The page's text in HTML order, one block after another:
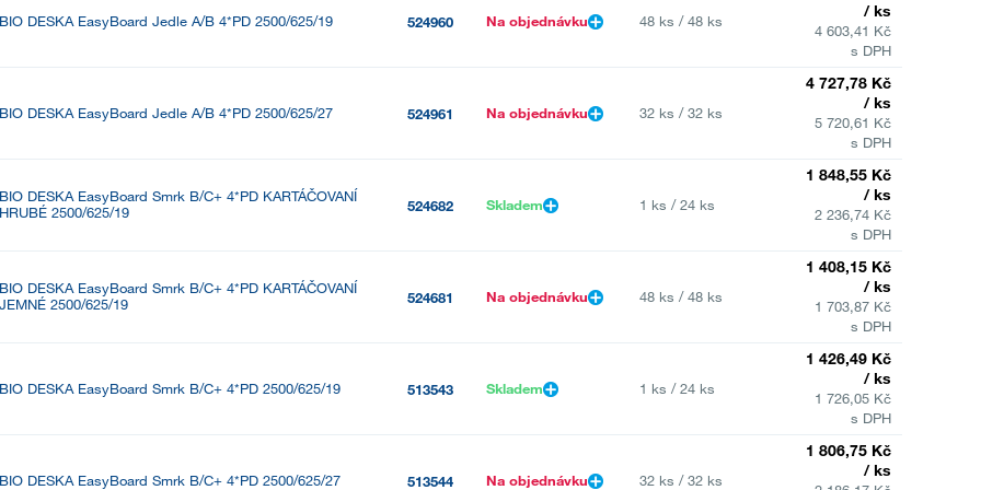
BIO DESKA EasyBoard Jedle A/B 4*PD 2500/625/19 524960 Na objednávku 48 ks / 48 ks
/ ks
4 603,41 Kč
s DPH
BIO DESKA EasyBoard Jedle A/B 4*PD 2500/625/27 524961 Na objednávku 32 ks / 32 ks
4 727,78 Kč
/ ks
5 720,61 Kč
s DPH
BIO DESKA EasyBoard Smrk B/C+ 4*PD KARTÁČOVANÍ
HRUBÉ 2500/625/19
524682 Skladem 1 ks / 24 ks
1 848,55 Kč
/ ks
2 236,74 Kč
s DPH
BIO DESKA EasyBoard Smrk B/C+ 4*PD KARTÁČOVANÍ
JEMNÉ 2500/625/19
524681 Na objednávku 48 ks / 48 ks
1 408,15 Kč
/ ks
1 703,87 Kč
s DPH
BIO DESKA EasyBoard Smrk B/C+ 4*PD 2500/625/19 513543 Skladem 1 ks / 24 ks
1 426,49 Kč
/ ks
1 726,05 Kč
s DPH
BIO DESKA EasyBoard Smrk B/C+ 4*PD 2500/625/27 513544 Na objednávku 32 ks / 32 ks
1 806,75 Kč
/ ks